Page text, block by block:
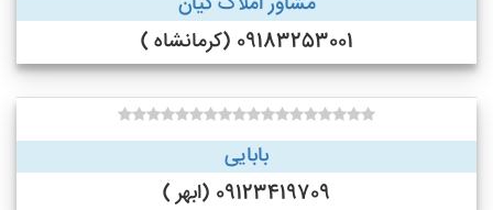
09183253001 (کرمانشاه )
بابایی
09123419709 (ابهر )